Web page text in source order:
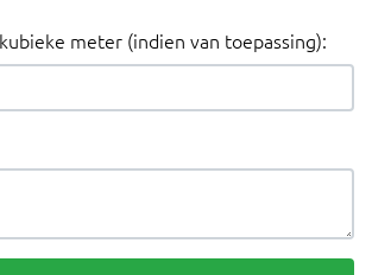
meter (indien van toepassing):